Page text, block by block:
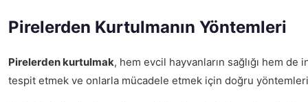
Pirelerden Kurtulmanın Yöntemleri
Pirelerden kurtulmak, hem evcil hayvanların sağlığı hem
tespit etmek ve onlarla mücadele etmek için doğru